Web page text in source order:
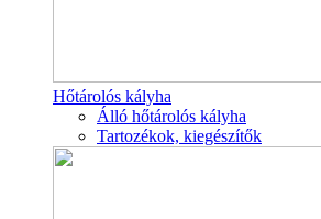
Hőtárolós kályha
Álló hőtárolós kályha
Tartozékok, kiegészítők